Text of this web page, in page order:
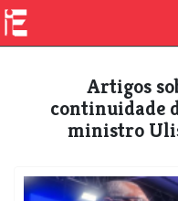
Artigos sobre defendendo a
continuidade
ministro